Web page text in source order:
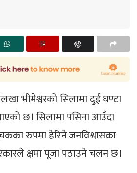
भीमेश्वरको सिलामा दुई घण्टा
छ। सिलामा पसिना आउँदा
रुपमा हेरिने जनविश्वासका
क्षमा पूजा पठाउने चलन छ।